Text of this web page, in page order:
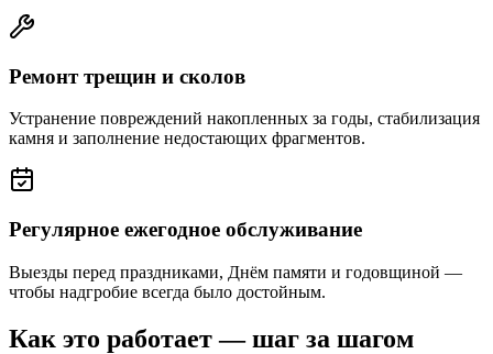
Ремонт трещин и сколов
Устранение повреждений накопленных за годы, стабилизация
камня и заполнение недостающих фрагментов.
Регулярное ежегодное обслуживание
Выезды перед праздниками, Днём памяти и годовщиной —
чтобы надгробие всегда было достойным.
Как это работает — шаг за шагом